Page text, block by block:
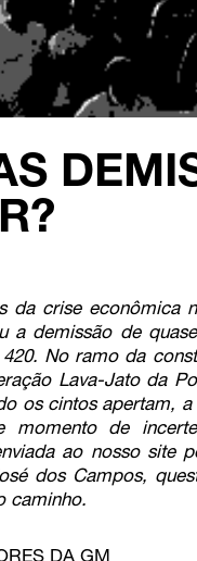
da crise
a demissão de
No ramo da
Lava-Jato da
os cintos apertam,
momento de
ao nosso site
dos Campos,
caminho.